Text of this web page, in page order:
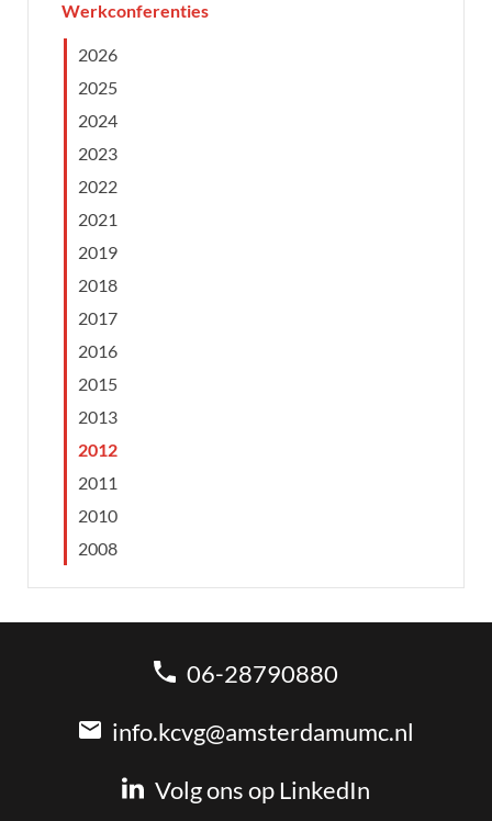
Werkconferenties
2026
2025
2024
2023
2022
2021
2019
2018
2017
2016
2015
2013
2012
2011
2010
2008
06-28790880
info.kcvg@amsterdamumc.nl
Volg ons op LinkedIn